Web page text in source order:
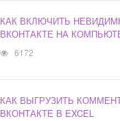
КАК ВКЛЮЧИТЬ
ВКОНТАКТЕ НА
6172
КАК ВЫГРУЗИТЬ
ВКОНТАКТЕ В EXCEL